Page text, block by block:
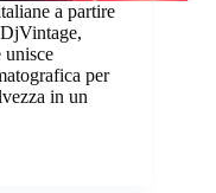
a partire
unisce
per
in un